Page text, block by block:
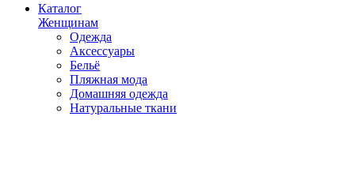
Каталог
Женщинам
Одежда
Аксессуары
Бельё
Пляжная мода
Домашняя одежда
Натуральные ткани